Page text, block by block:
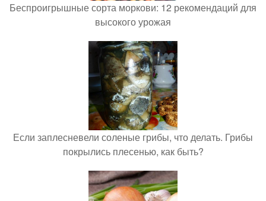
Беспроигрышные сорта моркови: 12 рекомендаций для
высокого урожая
Если заплесневели соленые грибы, что делать. Грибы
покрылись плесенью, как быть?